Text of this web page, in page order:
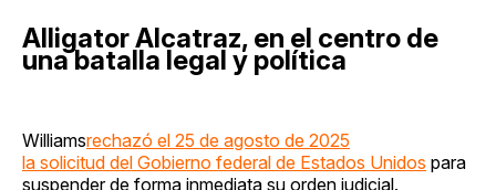
Alligator Alcatraz, en el centro de
una batalla legal y política
Williamsrechazó el 25 de agosto de 2025
la solicitud del Gobierno federal de Estados Unidos para
suspender de forma inmediata su orden judicial.